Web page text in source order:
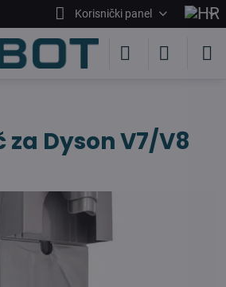
Korisnički panel
za Dyson V7/V8